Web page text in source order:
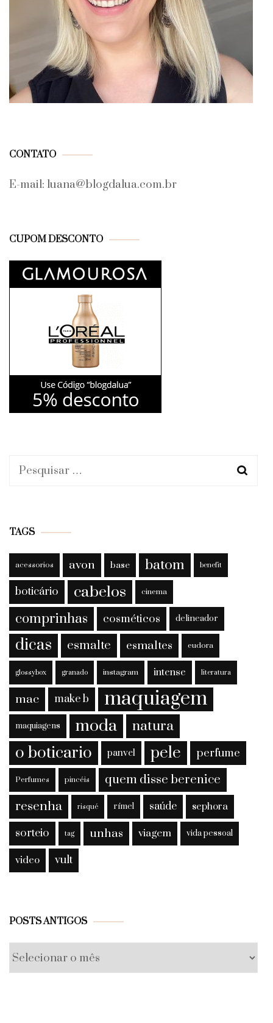
CONTATO
E-mail: luana@blogdalua.com.br
CUPOM DESCONTO
Pesquisar
TAGS
acessorios avon base batom benefit
boticário cabelos cinema
comprinhas cosméticos delineador
dicas esmalte esmaltes eudora
glossybox granado instagram intense literatura
mac make b maquiagem
maquiagens moda natura
o boticario panvel pele perfume
Perfumes pincéis quem disse berenice
resenha risqué rímel saúde sephora
sorteio tag unhas viagem vida pessoal
video vult
POSTS ANTIGOS
Posts